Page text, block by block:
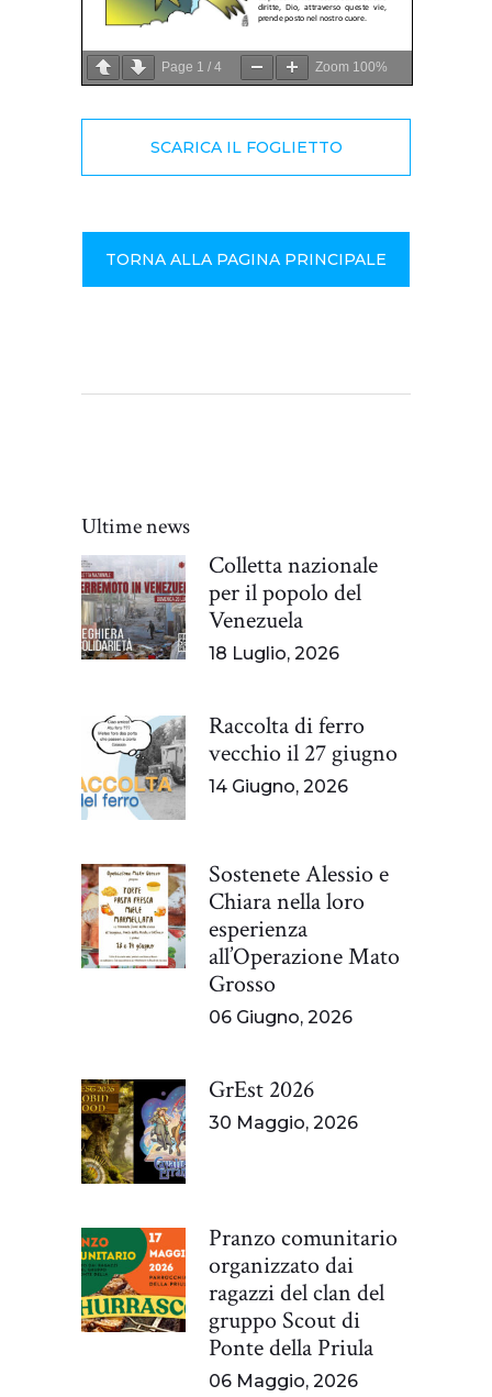
Page 1 / 4 Zoom 100%
SCARICA IL FOGLIETTO
TORNA ALLA PAGINA PRINCIPALE
Ultime news
Colletta nazionale
per il popolo del
Venezuela
18 Luglio, 2026
Raccolta di ferro
vecchio il 27 giugno
14 Giugno, 2026
Sostenete Alessio e
Chiara nella loro
esperienza
all’Operazione Mato
Grosso
06 Giugno, 2026
GrEst 2026
30 Maggio, 2026
Pranzo comunitario
organizzato dai
ragazzi del clan del
gruppo Scout di
Ponte della Priula
06 Maggio, 2026